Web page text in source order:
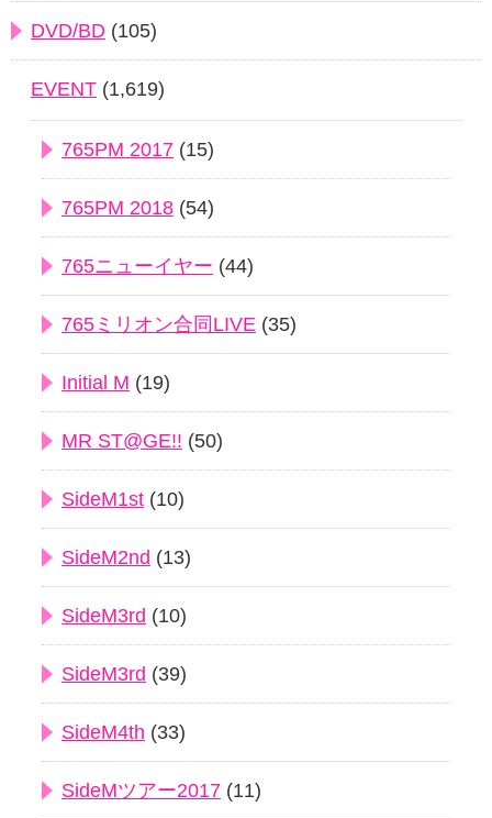
DVD/BD (105)
EVENT (1,619)
765PM 2017 (15)
765PM 2018 (54)
765ニューイヤー (44)
765ミリオン合同LIVE (35)
Initial M (19)
MR ST@GE!! (50)
SideM1st (10)
SideM2nd (13)
SideM3rd (10)
SideM3rd (39)
SideM4th (33)
SideMツアー2017 (11)